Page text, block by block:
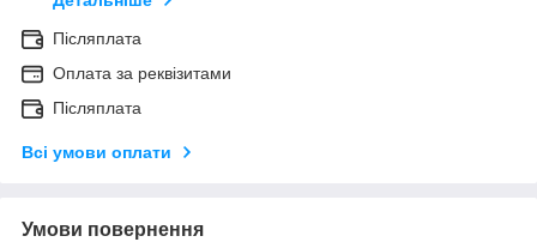
Післяплата
Оплата за реквізитами
Післяплата
Всі умови оплати
Умови повернення